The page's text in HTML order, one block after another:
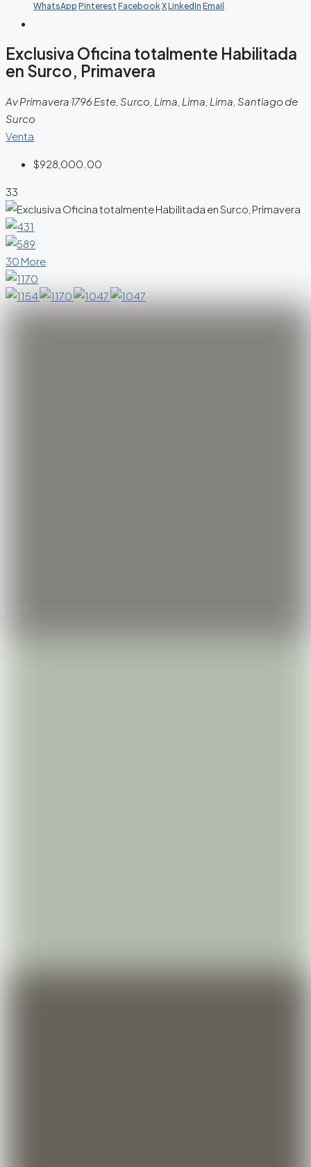
WhatsApp Pinterest FacebookXLinkedIn Email
Exclusiva Oficina totalmente Habilitada
en Surco, Primavera
Av Primavera 1796 Este, Surco, Lima, Lima, Lima, Santiago de
Surco
Venta
$928,000.00
33
30 More